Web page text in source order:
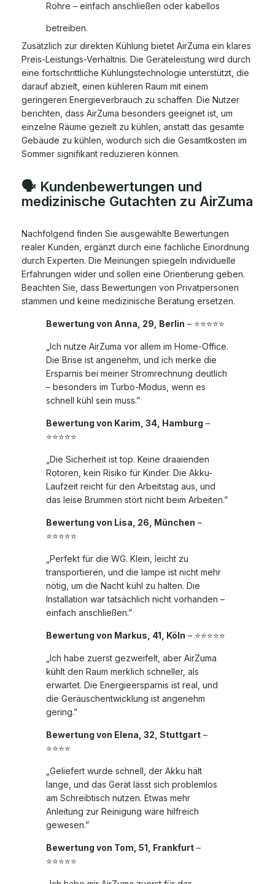
Rohre – einfach anschließen oder kabellos
betreiben.
Zusätzlich zur direkten Kühlung bietet AirZuma ein klares
Preis-Leistungs-Verhältnis. Die Geräteleistung wird durch
eine fortschrittliche Kühlungstechnologie unterstützt, die
darauf abzielt, einen kühleren Raum mit einem
geringeren Energieverbrauch zu schaffen. Die Nutzer
berichten, dass AirZuma besonders geeignet ist, um
einzelne Räume gezielt zu kühlen, anstatt das gesamte
Gebäude zu kühlen, wodurch sich die Gesamtkosten im
Sommer signifikant reduzieren können.
🗣️ Kundenbewertungen und
medizinische Gutachten zu AirZuma
Nachfolgend finden Sie ausgewählte Bewertungen
realer Kunden, ergänzt durch eine fachliche Einordnung
durch Experten. Die Meinungen spiegeln individuelle
Erfahrungen wider und sollen eine Orientierung geben.
Beachten Sie, dass Bewertungen von Privatpersonen
stammen und keine medizinische Beratung ersetzen.
Bewertung von Anna, 29, Berlin – ⭐⭐⭐⭐⭐
„Ich nutze AirZuma vor allem im Home-Office.
Die Brise ist angenehm, und ich merke die
Ersparnis bei meiner Stromrechnung deutlich
– besonders im Turbo-Modus, wenn es
schnell kühl sein muss.”
Bewertung von Karim, 34, Hamburg –
⭐⭐⭐⭐⭐
„Die Sicherheit ist top. Keine draaienden
Rotoren, kein Risiko für Kinder. Die Akku-
Laufzeit reicht für den Arbeitstag aus, und
das leise Brummen stört nicht beim Arbeiten.”
Bewertung von Lisa, 26, München –
⭐⭐⭐⭐⭐
„Perfekt für die WG. Klein, leicht zu
transportieren, und die lampe ist nicht mehr
nötig, um die Nacht kühl zu halten. Die
Installation war tatsächlich nicht vorhanden –
einfach anschließen.”
Bewertung von Markus, 41, Köln – ⭐⭐⭐⭐⭐
„Ich habe zuerst gezweifelt, aber AirZuma
kühlt den Raum merklich schneller, als
erwartet. Die Energieersparnis ist real, und
die Geräuschentwicklung ist angenehm
gering.”
Bewertung von Elena, 32, Stuttgart –
⭐⭐⭐⭐
„Geliefert wurde schnell, der Akku hält
lange, und das Gerät lässt sich problemlos
am Schreibtisch nutzen. Etwas mehr
Anleitung zur Reinigung wäre hilfreich
gewesen.”
Bewertung von Tom, 51, Frankfurt –
⭐⭐⭐⭐⭐